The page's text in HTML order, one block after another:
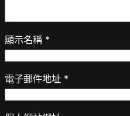
顯示名稱 *
電子郵件地址 *